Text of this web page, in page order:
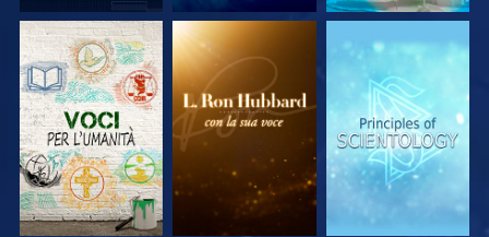
ESPLORA LE
SERIE
ESPLORA LE
SERIE
ESPLORA LE
SERIE